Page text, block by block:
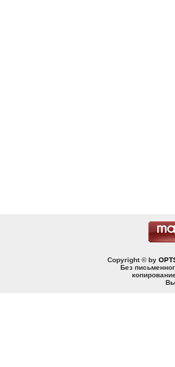
Copyright © by
Без